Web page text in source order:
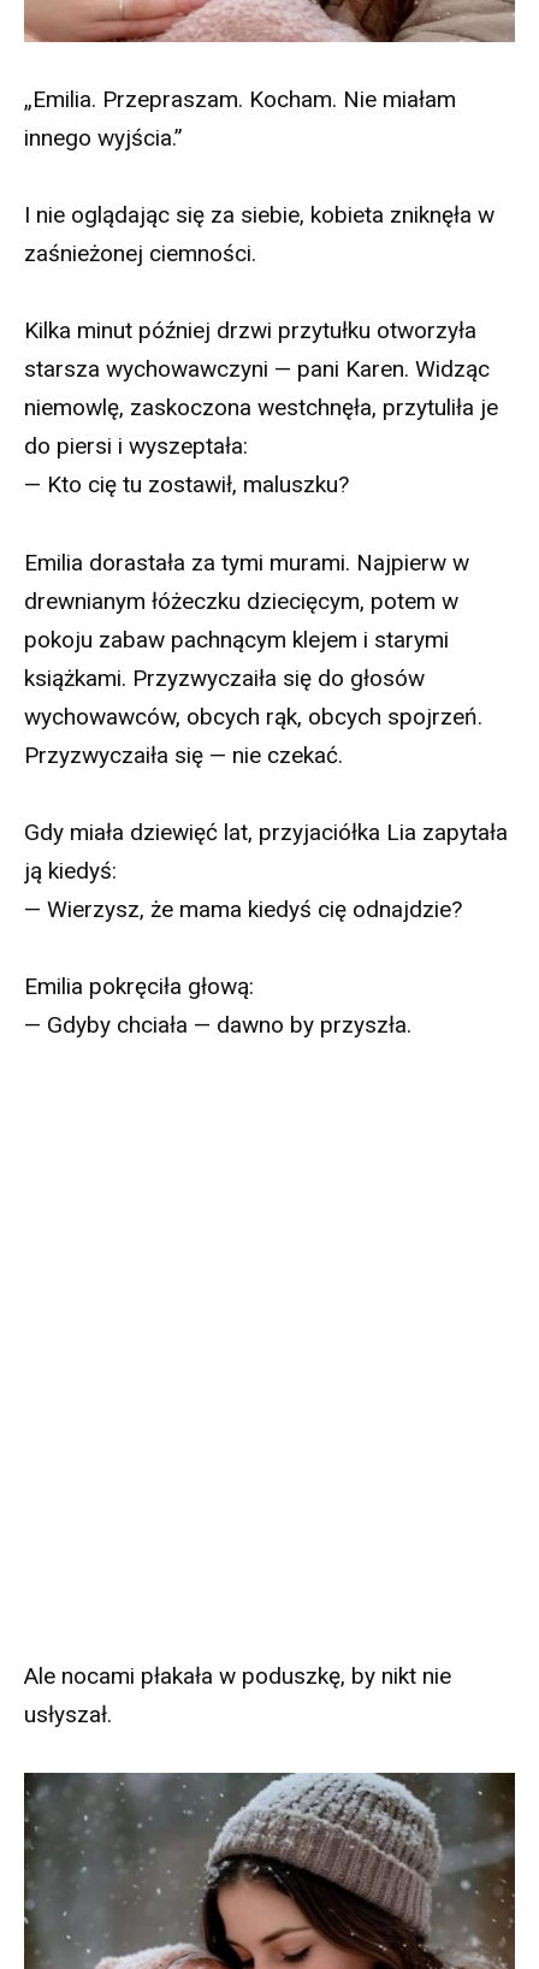
„Emilia. Przepraszam. Kocham. Nie miałam
innego wyjścia.”
I nie oglądając się za siebie, kobieta zniknęła w
zaśnieżonej ciemności.
Kilka minut później drzwi przytułku otworzyła
starsza wychowawczyni — pani Karen. Widząc
niemowlę, zaskoczona westchnęła, przytuliła je
do piersi i wyszeptała:
— Kto cię tu zostawił, maluszku?
Emilia dorastała za tymi murami. Najpierw w
drewnianym łóżeczku dziecięcym, potem w
pokoju zabaw pachnącym klejem i starymi
książkami. Przyzwyczaiła się do głosów
wychowawców, obcych rąk, obcych spojrzeń.
Przyzwyczaiła się — nie czekać.
Gdy miała dziewięć lat, przyjaciółka Lia zapytała
ją kiedyś:
— Wierzysz, że mama kiedyś cię odnajdzie?
Emilia pokręciła głową:
— Gdyby chciała — dawno by przyszła.
Ale nocami płakała w poduszkę, by nikt nie
usłyszał.